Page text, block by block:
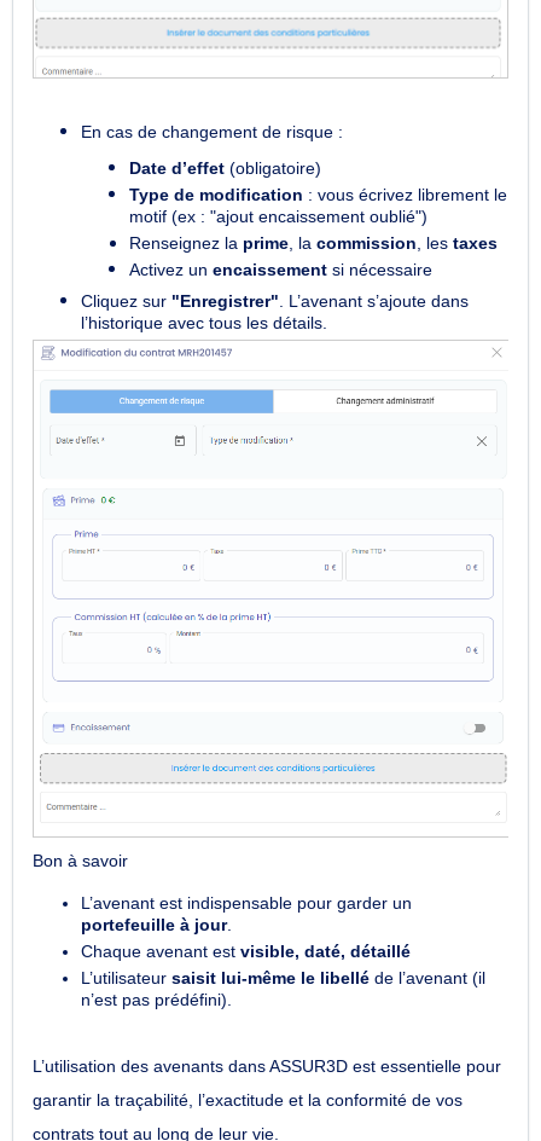
En cas de changement de risque :
Date d’effet (obligatoire)
Type de modification : vous écrivez librement le
motif (ex : "ajout encaissement oublié")
Renseignez la prime , la commission , les taxes
Activez un encaissement si nécessaire
Cliquez sur "Enregistrer" . L’avenant s’ajoute dans
l’historique avec tous les détails.
Bon à savoir
L’avenant est indispensable pour garder un
portefeuille à jour.
Chaque avenant est visible, daté, détaillé
L’utilisateur saisit lui-même le libellé de l’avenant (il
n’est pas prédéfini).
L’utilisation des avenants dans ASSUR3D est essentielle pour
garantir la traçabilité, l’exactitude et la conformité de vos
contrats tout au long de leur vie.